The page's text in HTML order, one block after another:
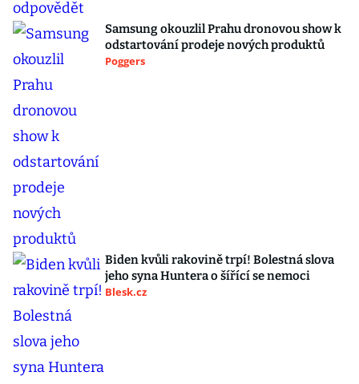
Samsung okouzlil Prahu dronovou show k
odstartování prodeje nových produktů
Poggers
Biden kvůli rakovině trpí! Bolestná slova
jeho syna Huntera o šířící se nemoci
Blesk.cz